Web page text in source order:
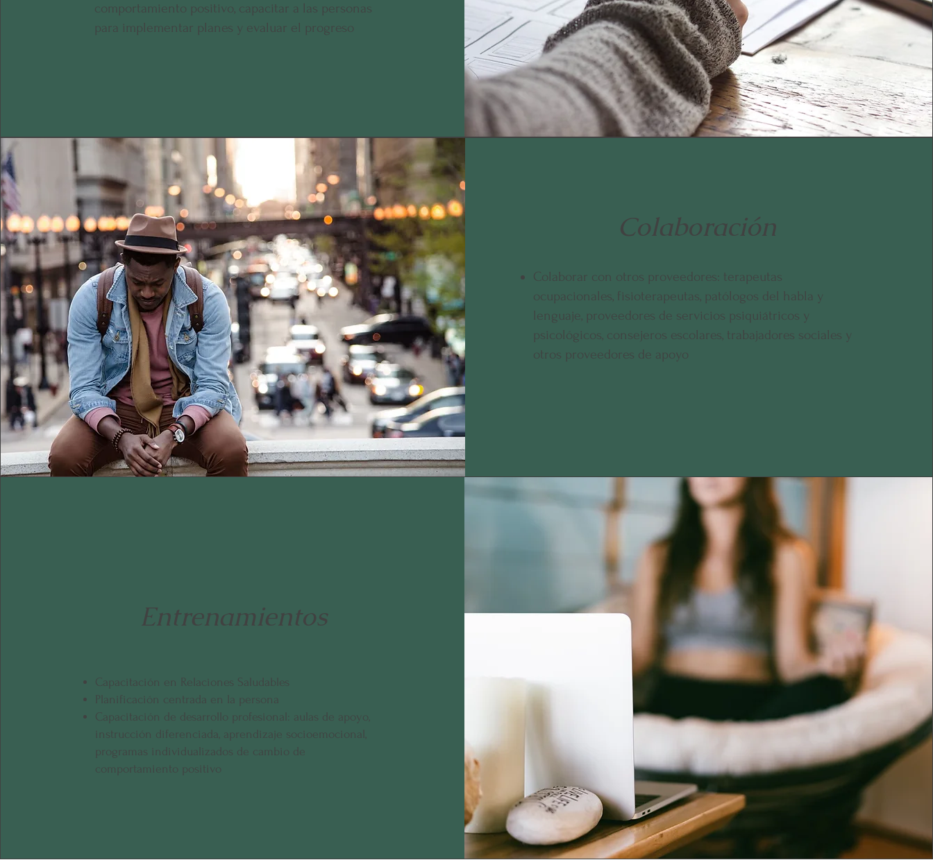
comportamiento positivo, capacitar a las personas
para implementar planes y evaluar el progreso
Colaboración
Colaborar con otros proveedores: terapeutas
ocupacionales, fisioterapeutas, patólogos del habla y
lenguaje, proveedores de servicios psiquiátricos y
psicológicos, consejeros escolares, trabajadores sociales y
otros proveedores de apoyo
Entrenamientos
Capacitación en Relaciones Saludables
Planificación centrada en la persona
Capacitación de desarrollo profesional: aulas de apoyo,
instrucción diferenciada, aprendizaje socioemocional,
programas individualizados de cambio de
comportamiento positivo